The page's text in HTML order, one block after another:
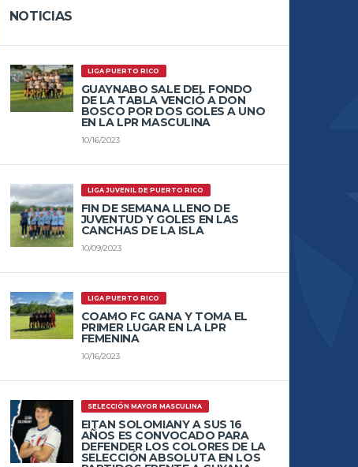
NOTICIAS
LIGA PUERTO RICO
GUAYNABO SALE DEL FONDO
DE LA TABLA VENCIÓ A DON
BOSCO POR DOS GOLES A UNO
EN LA LPR MASCULINA
10/16/2023
LIGA JUVENIL DE PUERTO RICO
FIN DE SEMANA LLENO DE
JUVENTUD Y GOLES EN LAS
CANCHAS DE LA ISLA
10/09/2023
LIGA PUERTO RICO
COAMO FC GANA Y TOMA EL
PRIMER LUGAR EN LA LPR
FEMENINA
10/16/2023
SELECCIÓN MAYOR MASCULINA
EITAN SOLOMIANY A SUS 16
AÑOS ES CONVOCADO PARA
DEFENDER LOS COLORES DE LA
SELECCIÓN ABSOLUTA EN LOS